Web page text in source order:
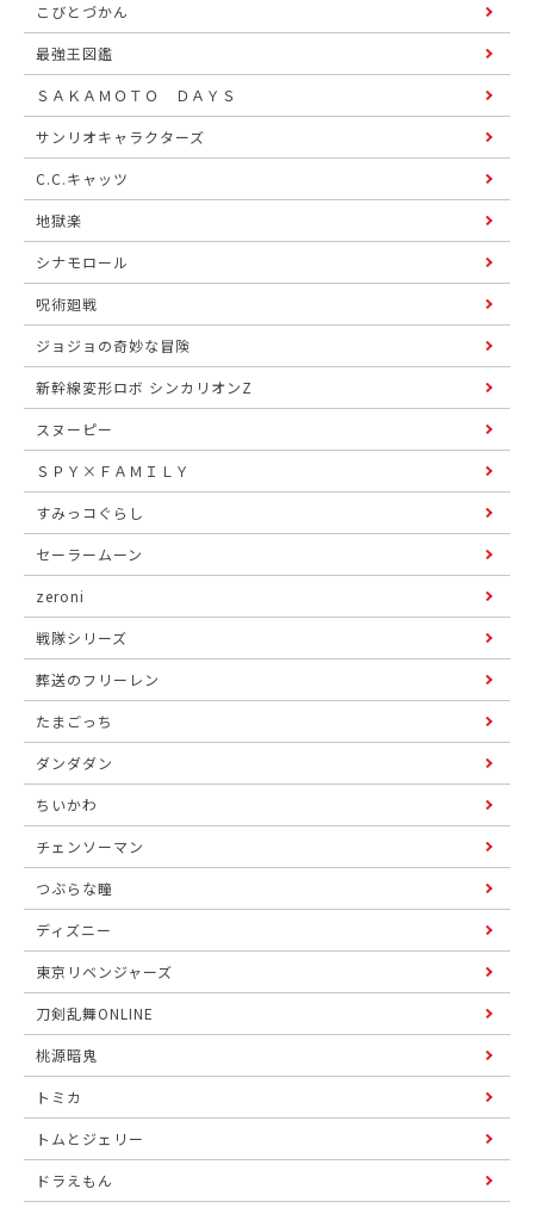
こびとづかん
最強王図鑑
ＳＡＫＡＭＯＴＯ ＤＡＹＳ
サンリオキャラクターズ
C.C.キャッツ
地獄楽
シナモロール
呪術廻戦
ジョジョの奇妙な冒険
新幹線変形ロボ シンカリオンZ
スヌーピー
ＳＰＹ×ＦＡＭＩＬＹ
すみっコぐらし
セーラームーン
zeroni
戦隊シリーズ
葬送のフリーレン
たまごっち
ダンダダン
ちいかわ
チェンソーマン
つぶらな瞳
ディズニー
東京リベンジャーズ
刀剣乱舞ONLINE
桃源暗鬼
トミカ
トムとジェリー
ドラえもん